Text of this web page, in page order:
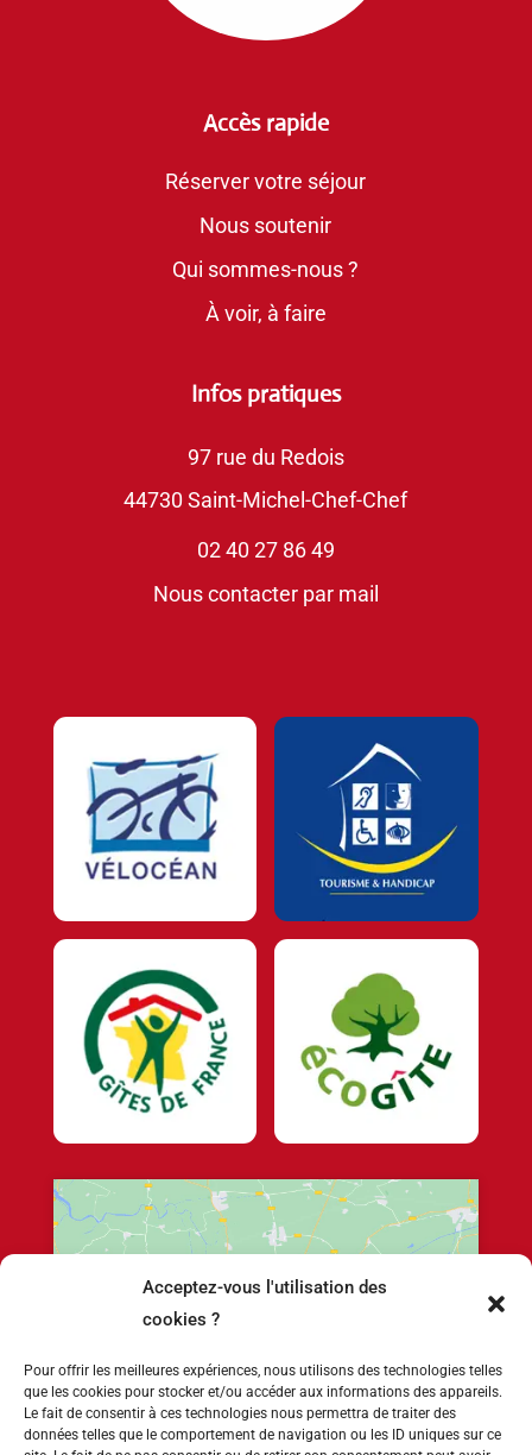
Acceptez-vous l'utilisation des
cookies ?
Pour offrir les meilleures expériences, nous utilisons des technologies telles
que les cookies pour stocker et/ou accéder aux informations des appareils.
Le fait de consentir à ces technologies nous permettra de traiter des
données telles que le comportement de navigation ou les ID uniques sur ce
Accès rapide
Réserver votre séjour
Nous soutenir
Qui sommes-nous ?
À voir, à faire
Infos pratiques
97 rue du Redois
44730 Saint-Michel-Chef-Chef
02 40 27 86 49
Nous contacter par mail
Cliquez pour accepter les cookies marketing